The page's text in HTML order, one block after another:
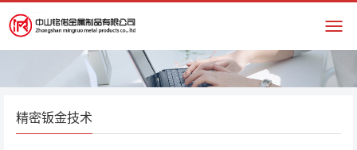
精密钣金技术